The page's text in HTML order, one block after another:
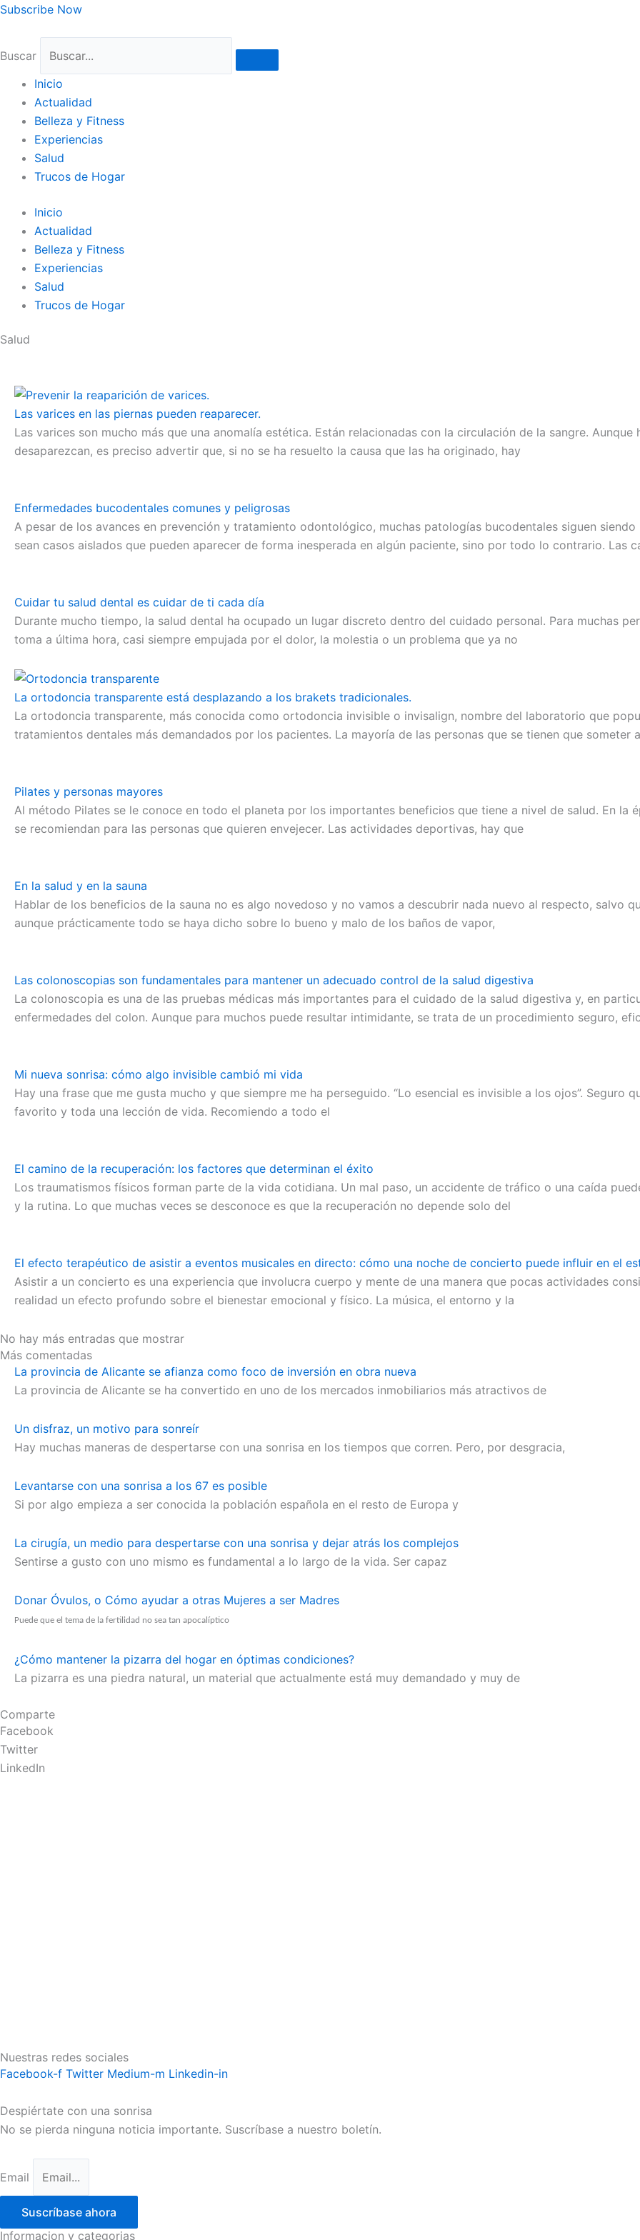
Ir
Subscribe Now
Buscar
Inicio
Actualidad
Belleza y Fitness
Experiencias
Salud
Trucos de Hogar
Inicio
Actualidad
Belleza y Fitness
Experiencias
Salud
Trucos de Hogar
Salud
Las varices en las piernas pueden reaparecer.
Las varices son mucho más que una anomalía estética. Están relacionadas con la circulación de la sangre.
desaparezcan, es preciso advertir que, si no se ha resuelto la causa que las ha originado, hay
Enfermedades bucodentales comunes y peligrosas
A pesar de los avances en prevención y tratamiento odontológico, muchas patologías bucodentales siguen
sean casos aislados que pueden aparecer de forma inesperada en algún paciente, sino por todo lo contrario. Las
Cuidar tu salud dental es cuidar de ti cada día
Durante mucho tiempo, la salud dental ha ocupado un lugar discreto dentro del cuidado personal. Para muchas
toma a última hora, casi siempre empujada por el dolor, la molestia o un problema que ya no
La ortodoncia transparente está desplazando a los brakets tradicionales.
La ortodoncia transparente, más conocida como ortodoncia invisible o invisalign, nombre del laboratorio que
tratamientos dentales más demandados por los pacientes. La mayoría de las personas que se tienen que someter
Pilates y personas mayores
Al método Pilates se le conoce en todo el planeta por los importantes beneficios que tiene a nivel de salud. En la
se recomiendan para las personas que quieren envejecer. Las actividades deportivas, hay que
En la salud y en la sauna
Hablar de los beneficios de la sauna no es algo novedoso y no vamos a descubrir nada nuevo al respecto, salvo
aunque prácticamente todo se haya dicho sobre lo bueno y malo de los baños de vapor,
Las colonoscopias son fundamentales para mantener un adecuado control de la salud digestiva
La colonoscopia es una de las pruebas médicas más importantes para el cuidado de la salud digestiva y, en
enfermedades del colon. Aunque para muchos puede resultar intimidante, se trata de un procedimiento seguro,
Mi nueva sonrisa: cómo algo invisible cambió mi vida
Hay una frase que me gusta mucho y que siempre me ha perseguido. “Lo esencial es invisible a los ojos”. Seguro
favorito y toda una lección de vida. Recomiendo a todo el
El camino de la recuperación: los factores que determinan el éxito
Los traumatismos físicos forman parte de la vida cotidiana. Un mal paso, un accidente de tráfico o una caída
y la rutina. Lo que muchas veces se desconoce es que la recuperación no depende solo del
El efecto terapéutico de asistir a eventos musicales en directo: cómo una noche de concierto puede influir en el
Asistir a un concierto es una experiencia que involucra cuerpo y mente de una manera que pocas actividades
realidad un efecto profundo sobre el bienestar emocional y físico. La música, el entorno y la
No hay más entradas que mostrar
Más comentadas
La provincia de Alicante se afianza como foco de inversión en obra nueva
La provincia de Alicante se ha convertido en uno de los mercados inmobiliarios más atractivos de
Un disfraz, un motivo para sonreír
Hay muchas maneras de despertarse con una sonrisa en los tiempos que corren. Pero, por desgracia,
Levantarse con una sonrisa a los 67 es posible
Si por algo empieza a ser conocida la población española en el resto de Europa y
La cirugía, un medio para despertarse con una sonrisa y dejar atrás los complejos
Sentirse a gusto con uno mismo es fundamental a lo largo de la vida. Ser capaz
Donar Óvulos, o Cómo ayudar a otras Mujeres a ser Madres
Puede que el tema de la fertilidad no sea tan apocalíptico
¿Cómo mantener la pizarra del hogar en óptimas condiciones?
La pizarra es una piedra natural, un material que actualmente está muy demandado y muy de
Comparte
Facebook
Twitter
LinkedIn
Nuestras redes sociales
Facebook-f Twitter Medium-m Linkedin-in
Despiértate con una sonrisa
No se pierda ninguna noticia importante. Suscríbase a nuestro boletín.
Email
Suscríbase ahora
Informacion y categorias